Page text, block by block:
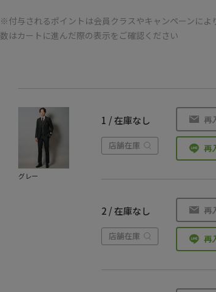
※付与されるポイントは会員クラスやキャンペーンによ
数はカートに進んだ際の表示をご確認ください
グレー
1 / 在庫なし
店舗在庫
再
再
2 / 在庫なし
店舗在庫
再
再